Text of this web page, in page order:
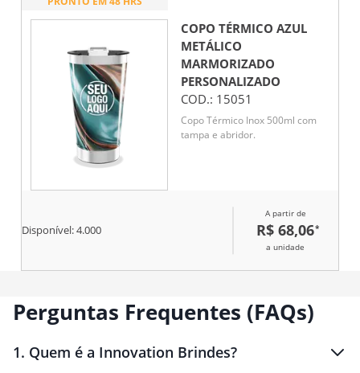
COPO TÉRMICO AZUL
METÁLICO
MARMORIZADO
PERSONALIZADO
COD.: 15051
Copo Térmico Inox 500ml com
tampa e abridor.
Disponível:4.000
A partir de
R$ 68,06*
a unidade
Perguntas Frequentes (FAQs)
1. Quem é a Innovation Brindes?